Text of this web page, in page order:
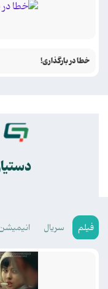
خطا در بارگذاری!
فیلم سریال